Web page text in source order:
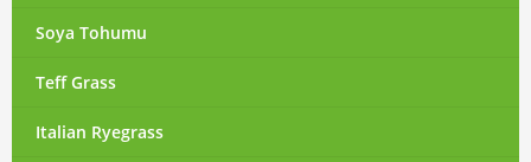
Soya Tohumu
Teff Grass
Italian Ryegrass